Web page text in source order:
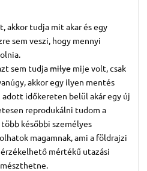
akkor tudja mit akar és egy
sem veszi, hogy mennyi
sem tudjamilye mije volt, csak
akkor egy ilyen mentés
adott időkereten belül akár egy új
reprodukálni tudom a
későbbi személyes
magamnak, ami a földrajzi
mértékű utazási